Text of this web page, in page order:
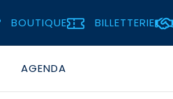
BOUTIQUE BILLETTERIE
AGENDA